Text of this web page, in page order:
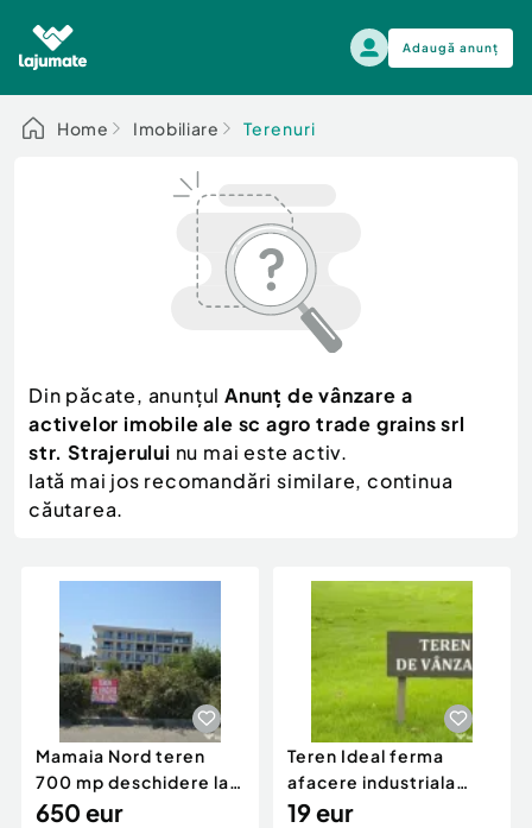
Adaugă anunț
Alege categoria
Auto, moto si ambarcatiuni
Electronice si electrocasnice
Mama si copilul
Moda si frumusete
Sport, timp liber, arta
Agro si Industrie
Afaceri și echipamente profesionale
Inchiriere Bunuri si Vehicule
Auto, moto si ambarcatiuni
Scutere - ATV - UTV
Autoutilitare
Ambarcatiuni
Camioane - Rulote - Remorci
Motociclete
Piese auto si accesorii
Home Imobiliare Terenuri
Din păcate, anunțul Anunţ de vânzare a
activelor imobile ale sc agro trade grains srl
str. Strajerului nu mai este activ.
Iată mai jos recomandări similare, continua
căutarea.
Mamaia Nord teren
700 mp deschidere la
D24 si D25
650 eur
Teren Ideal ferma
afacere industriala
deschidere 71 ml la
19 eur